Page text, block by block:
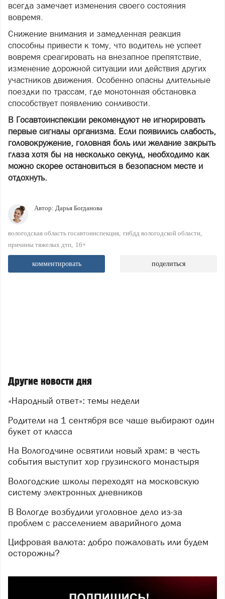
всегда замечает изменения своего состояния
вовремя.
Снижение внимания и замедленная реакция
способны привести к тому, что водитель не успеет
вовремя среагировать на внезапное препятствие,
изменение дорожной ситуации или действия других
участников движения. Особенно опасны длительные
поездки по трассам, где монотонная обстановка
способствует появлению сонливости.
В Госавтоинспекции рекомендуют не игнорировать
первые сигналы организма. Если появились слабость,
головокружение, головная боль или желание закрыть
глаза хотя бы на несколько секунд, необходимо как
можно скорее остановиться в безопасном месте и
отдохнуть.
Автор: Дарья Богданова
вологодская область госавтоинспекция гибдд вологодской области
причины тяжелых дтп 16+
комментировать поделиться
Другие новости дня
«Народный ответ»: темы недели
Родители на 1 сентября все чаще выбирают один
букет от класса
На Вологодчине освятили новый храм: в честь
события выступит хор грузинского монастыря
Вологодские школы переходят на московскую
систему электронных дневников
В Вологде возбудили уголовное дело из-за
проблем с расселением аварийного дома
Цифровая валюта: добро пожаловать или будем
осторожны?